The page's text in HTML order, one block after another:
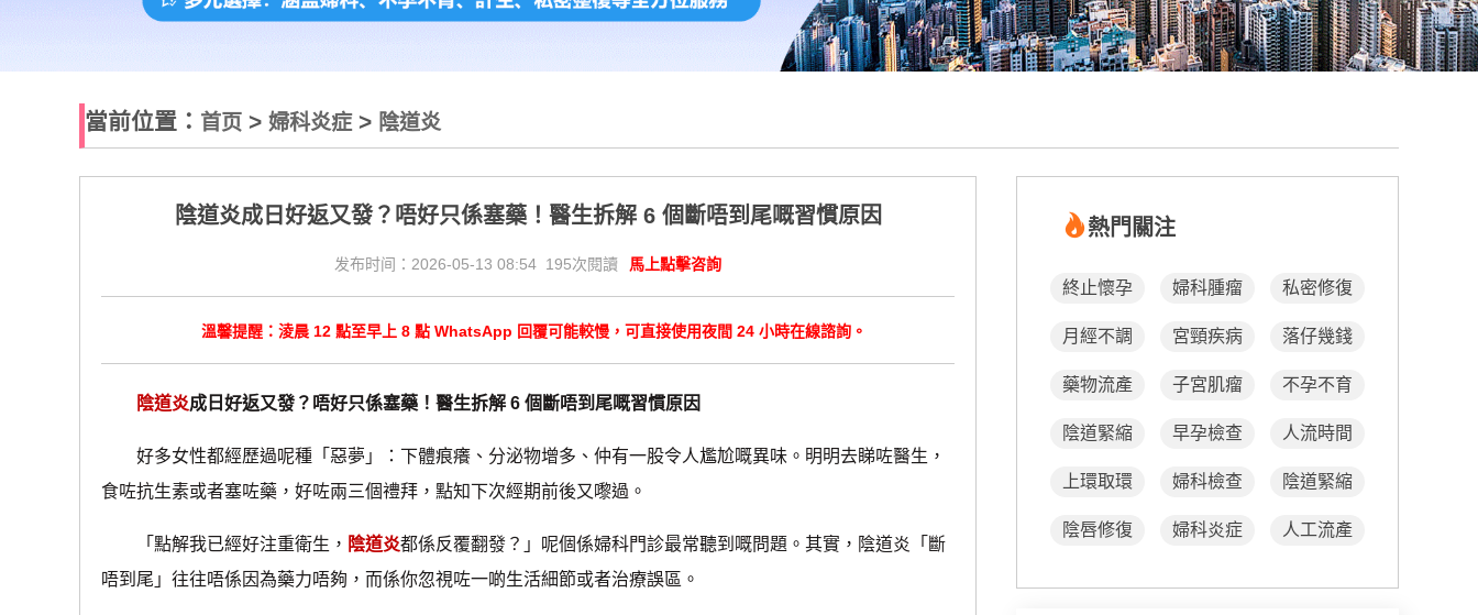
當前位置： 首页 > 婦科炎症> 陰道炎
陰道炎成日好返又發？唔好只係塞藥！醫生拆解 6 個斷唔到尾嘅習慣原因
发布时间：2026-05-13 08:54 195次閱讀 馬上點擊咨詢
溫馨提醒：淩晨 12 點至早上 8 點 WhatsApp 回覆可能較慢，可直接使用夜間 24 小時在線諮詢。
陰道炎成日好返又發？唔好只係塞藥！醫生拆解 6 個斷唔到尾嘅習慣原因
好多女性都經歷過呢種「惡夢」：下體痕癢、分泌物增多、仲有一股令人尷尬嘅異味。明明去睇咗醫生，
食咗抗生素或者塞咗藥，好咗兩三個禮拜，點知下次經期前後又嚟過。
「點解我已經好注重衛生， 陰道炎都係反覆翻發？」呢個係婦科門診最常聽到嘅問題。其實，陰道炎「斷
唔到尾」往往唔係因為藥力唔夠，而係你忽視咗一啲生活細節或者治療誤區。
熱門關注
終止懷孕 婦科腫瘤 私密修復
月經不調 宮頸疾病 落仔幾錢
藥物流產 子宮肌瘤 不孕不育
陰道緊縮 早孕檢查 人流時間
上環取環 婦科檢查 陰道緊縮
陰唇修復 婦科炎症 人工流產